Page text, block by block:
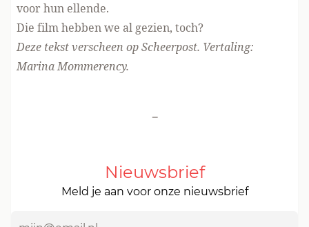
voor hun ellende.
Die film hebben we al gezien, toch?
Deze tekst verscheen opScheerpost. Vertaling:
Marina Mommerency.
-
Nieuwsbrief
Meld je aan voor onze nieuwsbrief